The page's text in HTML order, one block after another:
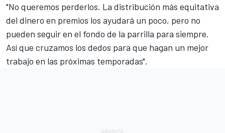
"No queremos perderlos. La distribución más equitativa
del dinero en premios los ayudará un poco, pero no
pueden seguir en el fondo de la parrilla para siempre.
Así que cruzamos los dedos para que hagan un mejor
trabajo en las próximas temporadas".